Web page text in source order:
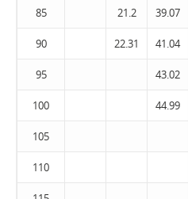
85 21.2 39.07
90 22.31 41.04
95 43.02
100 44.99
105
110